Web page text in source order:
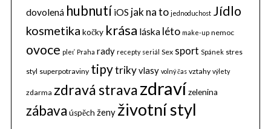
dovolená hubnutí iOS jak na to jednoduchost Jídlo
kosmetika kočky krása láska léto make-up nemoc
ovoce pleť Praha rady recepty seriál Sex sport Spánek stres
styl superpotraviny tipytrikyvlasy volný čas vztahy výlety
zdarma zdravá stravazdravízelenina
zábava úspěch ženy životní styl